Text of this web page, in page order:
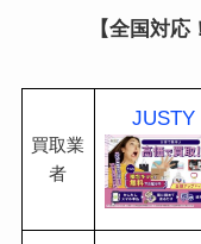
【全国対応
買取業
者
JUSTY